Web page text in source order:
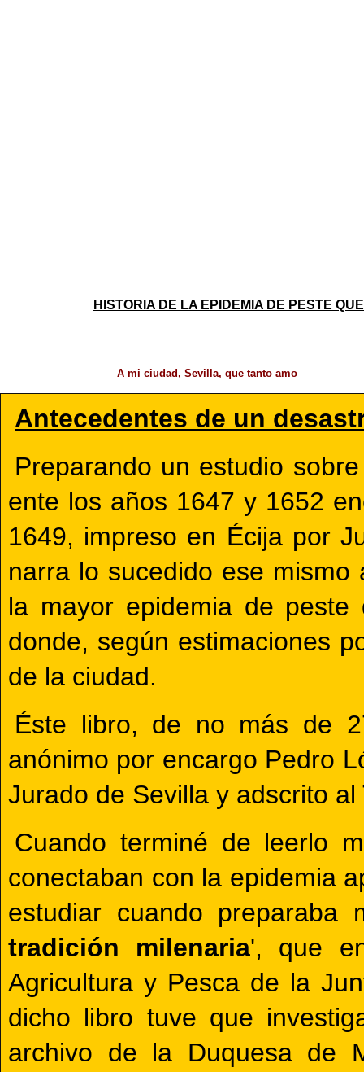
HISTORIA DE LA EPIDEMIA DE PESTE
A mi ciudad, Sevilla, que tanto amo
Antecedentes de un
Preparando un estudio
ente los años 1647 y 1652
1649, impreso en Écija por
narra lo sucedido ese
la mayor epidemia de
donde, según estimaciones
de la ciudad.
Éste libro, de no más de
anónimo por encargo Pedro
Jurado de Sevilla y adscrito
Cuando terminé de leerlo
conectaban con la epidemia
estudiar cuando preparaba
tradición milenaria', que
Agricultura y Pesca de la
dicho libro tuve que
archivo de la Duquesa de